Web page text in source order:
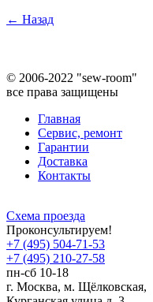
← Назад
© 2006-2022 "sew-room"
все права защищены
Главная
Сервис, ремонт
Гарантии
Доставка
Контакты
Схема проезда
Проконсультируем!
+7 (495) 504-71-53
+7 (495) 210-27-58
пн-сб 10-18
г. Москва, м. Щёлковская,